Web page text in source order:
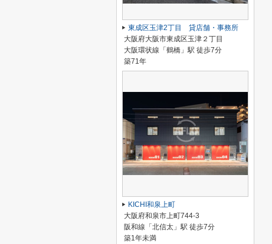
東成区玉津2丁目 貸店舗・事務所
大阪府大阪市東成区玉津２丁目
大阪環状線「鶴橋」駅 徒歩7分
築71年
KICHI和泉上町
大阪府和泉市上町744-3
阪和線「北信太」駅 徒歩7分
築1年未満